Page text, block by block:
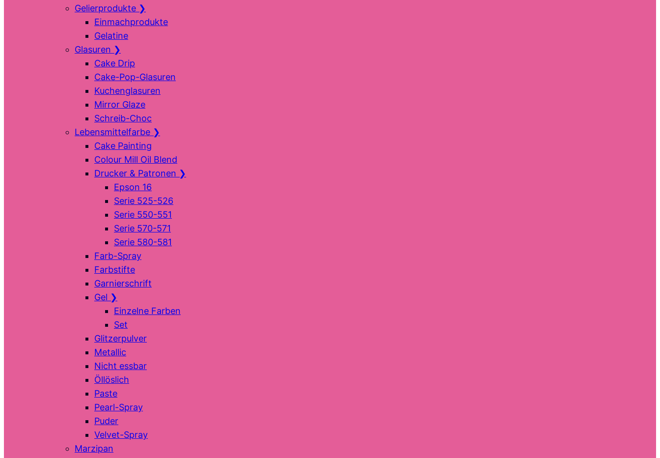
Gelierprodukte ❯
Einmachprodukte
Gelatine
Glasuren ❯
Cake Drip
Cake-Pop-Glasuren
Kuchenglasuren
Mirror Glaze
Schreib-Choc
Lebensmittelfarbe ❯
Cake Painting
Colour Mill Oil Blend
Drucker & Patronen ❯
Epson 16
Serie 525-526
Serie 550-551
Serie 570-571
Serie 580-581
Farb-Spray
Farbstifte
Garnierschrift
Gel ❯
Einzelne Farben
Set
Glitzerpulver
Metallic
Nicht essbar
Öllöslich
Paste
Pearl-Spray
Puder
Velvet-Spray
Marzipan